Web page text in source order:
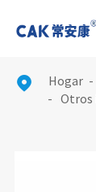
 Hogar
Otros